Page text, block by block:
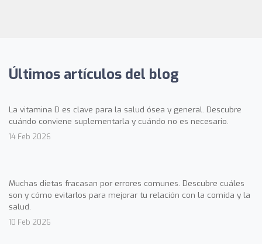
Últimos artículos del blog
La vitamina D es clave para la salud ósea y general. Descubre
cuándo conviene suplementarla y cuándo no es necesario.
14 Feb 2026
Muchas dietas fracasan por errores comunes. Descubre cuáles
son y cómo evitarlos para mejorar tu relación con la comida y la
salud.
10 Feb 2026